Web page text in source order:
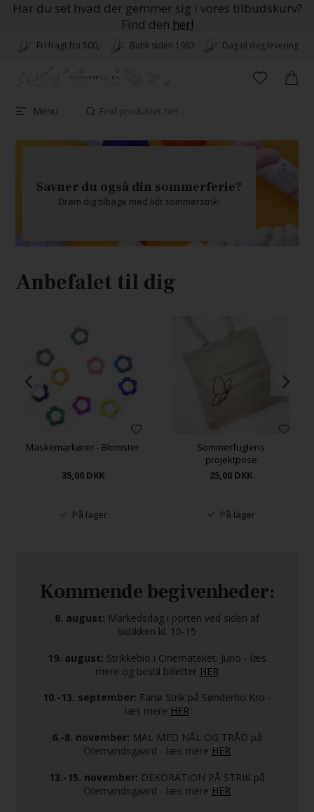
Har du set hvad der gemmer sig i vores tilbudskurv?
Find den her!
Fri fragt fra 500,- Butik siden 1983 Dag til dag levering
Menu
Savner du også din sommerferie?
Drøm dig tilbage med lidt sommerstrik!
Anbefalet til dig
Maskemarkører - Blomster
35,00 DKK
På lager
Sommerfuglens
projektpose
25,00 DKK
På lager
Kommende begivenheder:
8. august: Markedsdag i porten ved siden af
butikken kl. 10-15
19. august: Strikkebio i Cinemateket: Juno - læs
mere og bestil billetter HER
10.-13. september: Fanø Strik på Sønderho Kro -
læs mere HER
6.-8. november: MAL MED NÅL OG TRÅD på
Oremandsgaard - læs mere HER
13.-15. november: DEKORATION PÅ STRIK på
Oremandsgaard - læs mere HER